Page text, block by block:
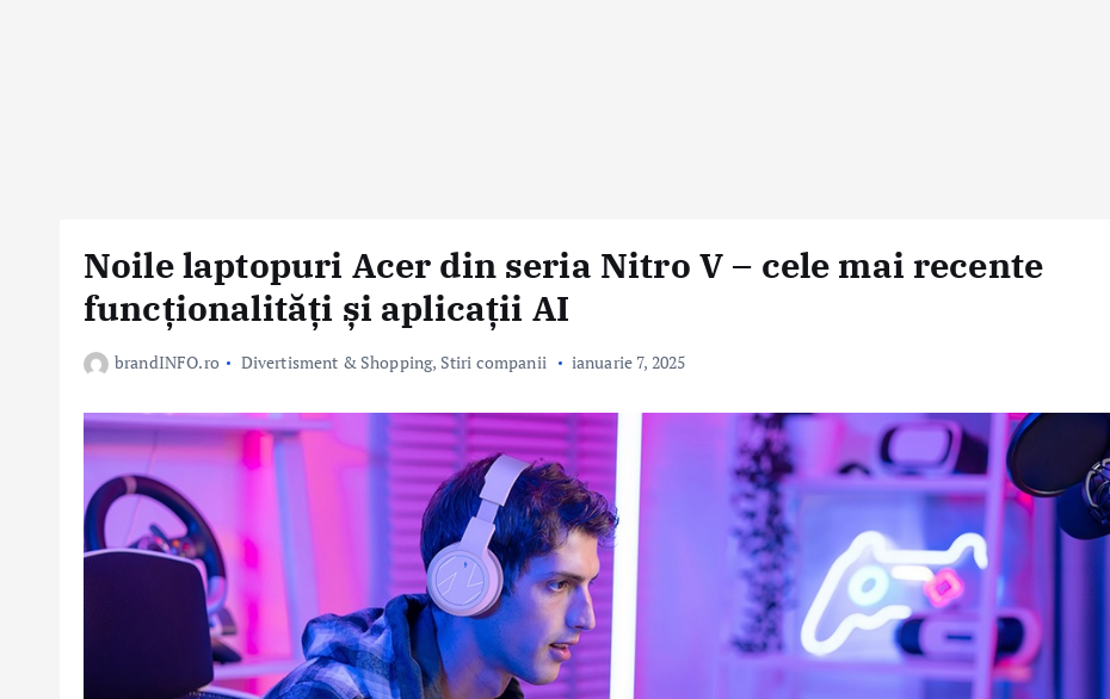
Noile laptopuri Acer din seria Nitro V – cele mai recente
funcționalități și aplicații AI
brandINFO.ro Divertisment & Shopping, Stiri companii ianuarie 7, 2025